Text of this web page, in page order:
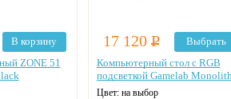
В корзину
ZONE 51
17 120 Р
Выбрать
Компьютерный стол с RGB
подсветкой Gamelab
Цвет: на выбор